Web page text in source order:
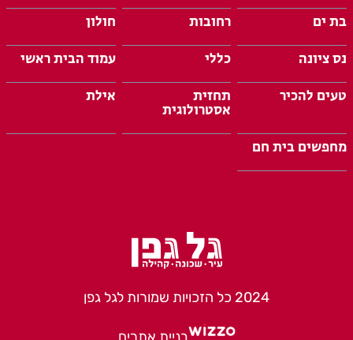
בת ים
רחובות
חולון
נס ציונה
כללי
עמוד הבית ראשי
טעים להכיר
תחזית
אסטרולוגית
אילת
מחפשים בית חם
2024 כל הזכויות שמורות לגל גפן